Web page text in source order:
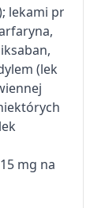
lekami
(lek
mg na